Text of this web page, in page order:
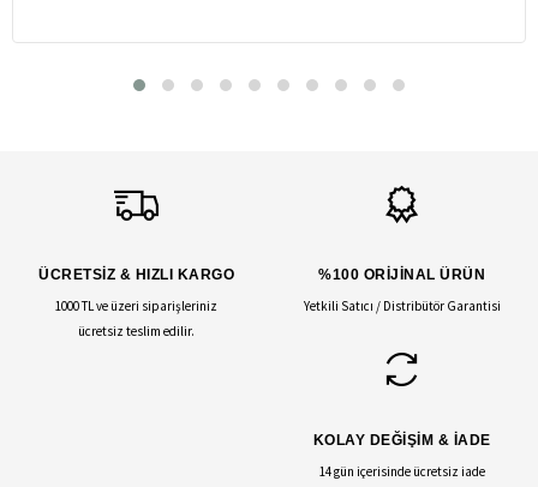
ÜCRETSİZ & HIZLI KARGO
1000 TL ve üzeri siparişleriniz
ücretsiz teslim edilir.
%100 ORİJİNAL ÜRÜN
Yetkili Satıcı / Distribütör Garantisi
KOLAY DEĞİŞİM & İADE
14 gün içerisinde ücretsiz iade